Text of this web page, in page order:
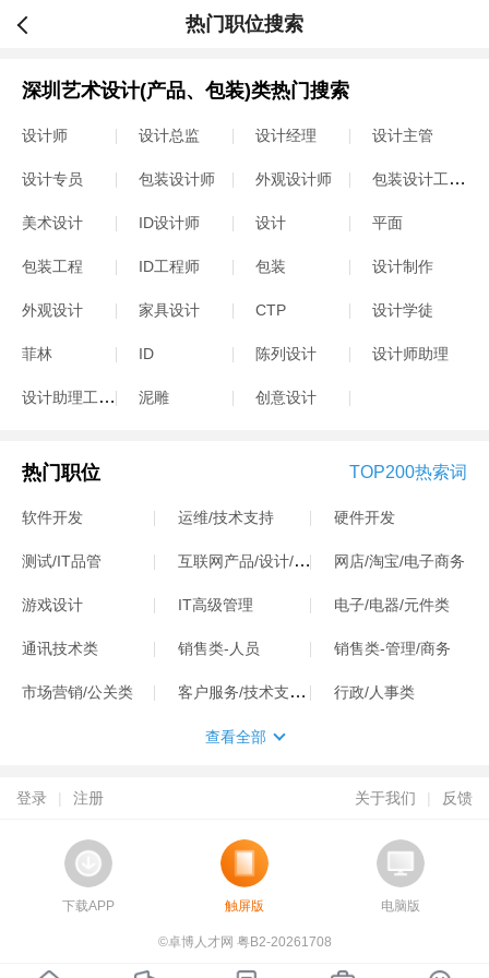
热门职位搜索
深圳艺术设计(产品、包装)类热门搜索
设计师 设计总监 设计经理 设计主管
设计专员 包装设计师 外观设计师 包装设计工程师
美术设计 ID设计师 设计 平面
包装工程 ID工程师 包装 设计制作
外观设计 家具设计 CTP 设计学徒
菲林 ID 陈列设计 设计师助理
设计助理工程师 泥雕 创意设计
热门职位 TOP200热索词
软件开发 运维/技术支持 硬件开发
测试/IT品管 互联网产品/设计/运营 网店/淘宝/电子商务
游戏设计 IT高级管理 电子/电器/元件类
通讯技术类 销售类-人员 销售类-管理/商务
市场营销/公关类 客户服务/技术支持类 行政/人事类
查看全部
登录 | 注册 关于我们 | 反馈
下载APP 触屏版 电脑版
©卓博人才网 粤B2-20261708